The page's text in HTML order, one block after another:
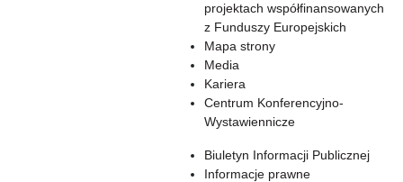
projektach współfinansowanych
z Funduszy Europejskich
Mapa strony
Media
Kariera
Centrum Konferencyjno-
Wystawiennicze
Biuletyn Informacji Publicznej
Informacje prawne